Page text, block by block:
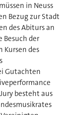
in Neuss
Bezug zur Stadt
des Abiturs an
Besuch der
Kursen des
Gutachten
besteht aus